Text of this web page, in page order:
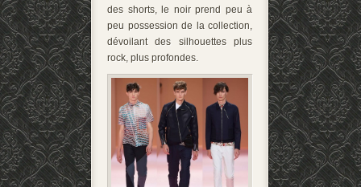
des shorts, le noir prend peu à
peu possession de la collection,
dévoilant des silhouettes plus
rock, plus profondes.